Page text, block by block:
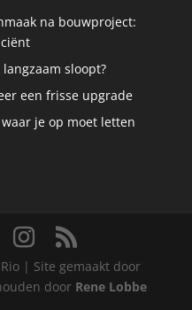
na bouwproject:
sloopt?
een frisse upgrade
je op moet letten
| Site gemaakt door
door Rene Lobbe